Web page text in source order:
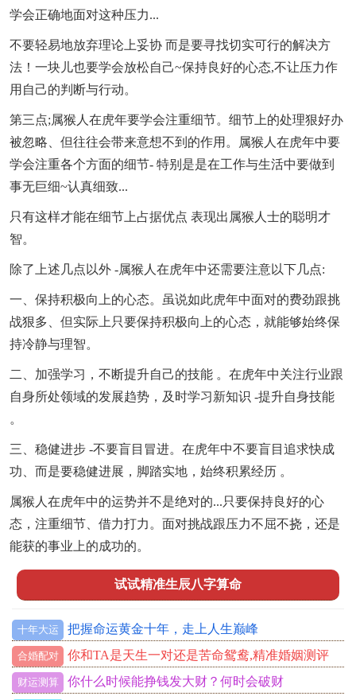
学会正确地面对这种压力...
不要轻易地放弃理论上妥协 而是要寻找切实可行的解决方
法！一块儿也要学会放松自己~保持良好的心态,不让压力作
用自己的判断与行动。
第三点;属猴人在虎年要学会注重细节。细节上的处理狠好办
被忽略、但往往会带来意想不到的作用。属猴人在虎年中要
学会注重各个方面的细节- 特别是是在工作与生活中要做到
事无巨细~认真细致...
只有这样才能在细节上占据优点 表现出属猴人士的聪明才
智。
除了上述几点以外 -属猴人在虎年中还需要注意以下几点:
一、保持积极向上的心态。虽说如此虎年中面对的费劲跟挑
战狠多、但实际上只要保持积极向上的心态，就能够始终保
持冷静与理智。
二、加强学习，不断提升自己的技能 。在虎年中关注行业跟
自身所处领域的发展趋势，及时学习新知识 -提升自身技能
。
三、稳健进步 -不要盲目冒进。在虎年中不要盲目追求快成
功、而是要稳健进展，脚踏实地，始终积累经历 。
属猴人在虎年中的运势并不是绝对的...只要保持良好的心
态，注重细节、借力打力。面对挑战跟压力不屈不挠，还是
能获的事业上的成功的。
试试精准生辰八字算命
十年大运 把握命运黄金十年，走上人生巅峰
合婚配对 你和TA是天生一对还是苦命鸳鸯,精准婚姻测评
财运测算 你什么时候能挣钱发大财？何时会破财